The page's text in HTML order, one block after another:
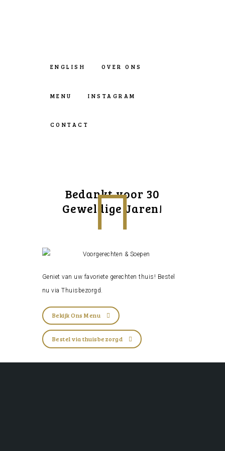
ENGLISH OVER ONS
MENU INSTAGRAM
CONTACT
Bedankt voor 30
Geweldige Jaren!
Geniet van uw favoriete gerechten thuis! Bestel
nu viaThuisbezorgd
Bekijk Ons Menu
Bestel via thuisbezorgd